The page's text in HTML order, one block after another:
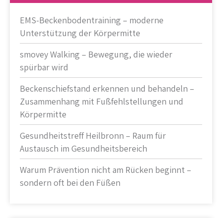
EMS-Beckenbodentraining – moderne
Unterstützung der Körpermitte
smovey Walking – Bewegung, die wieder
spürbar wird
Beckenschiefstand erkennen und behandeln –
Zusammenhang mit Fußfehlstellungen und
Körpermitte
Gesundheitstreff Heilbronn – Raum für
Austausch im Gesundheitsbereich
Warum Prävention nicht am Rücken beginnt –
sondern oft bei den Füßen